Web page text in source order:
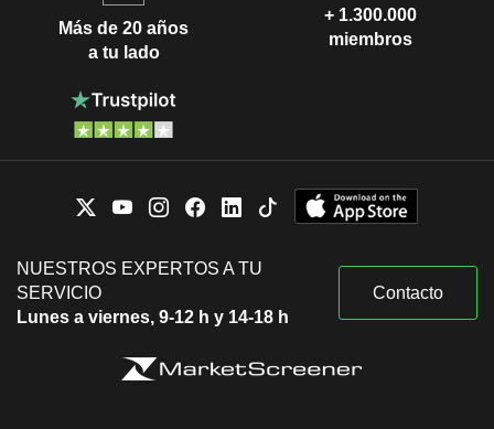
Más de 20 años
a tu lado
+ 1.300.000
miembros
NUESTROS EXPERTOS A TU
SERVICIO
Lunes a viernes, 9-12 h y 14-18 h
Contacto